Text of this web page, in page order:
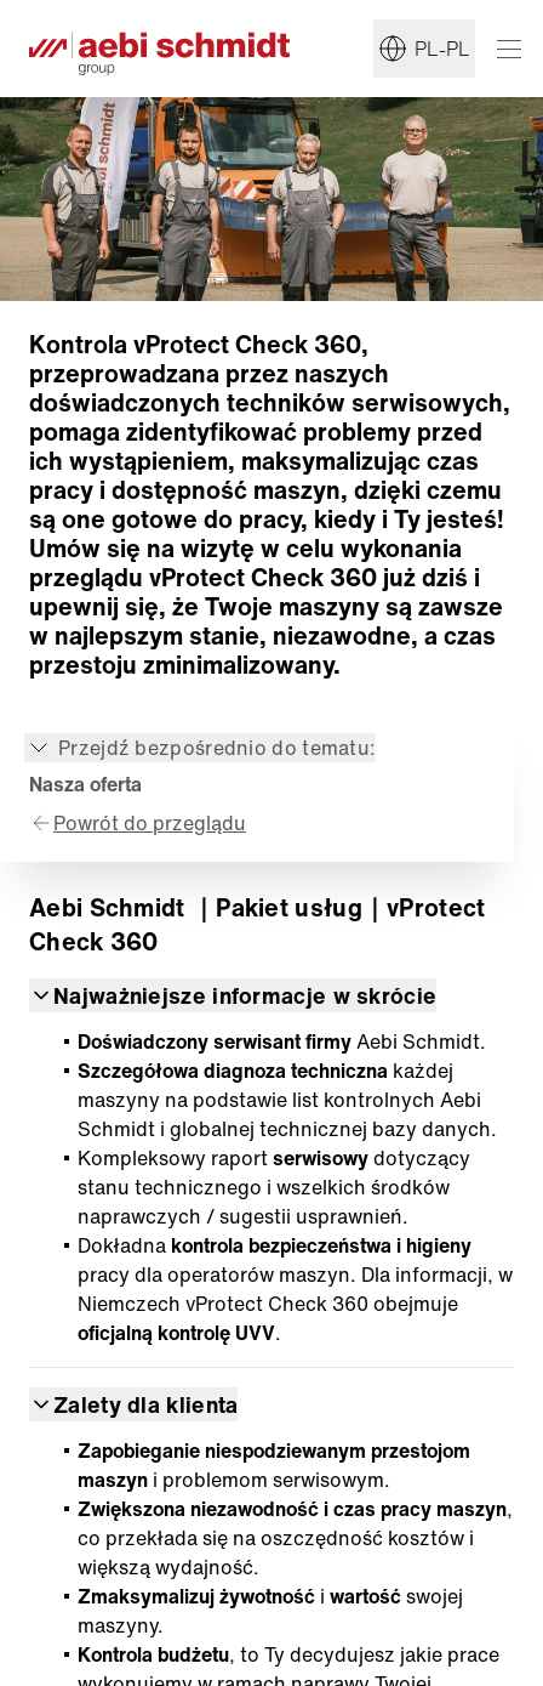
PL-PL
Kontrola vProtect Check 360,
przeprowadzana przez naszych
doświadczonych techników serwisowych,
pomaga zidentyfikować problemy przed
ich wystąpieniem, maksymalizując czas
pracy i dostępność maszyn, dzięki czemu
są one gotowe do pracy, kiedy i Ty jesteś!
Umów się na wizytę w celu wykonania
przeglądu vProtect Check 360 już dziś i
upewnij się, że Twoje maszyny są zawsze
w najlepszym stanie, niezawodne, a czas
przestoju zminimalizowany.
Przejdź bezpośrednio do tematu:
Nasza oferta
Powrót do przeglądu
Aebi Schmidt ｜Pakiet usług ｜vProtect
Check 360
Najważniejsze informacje w skrócie
Doświadczony serwisant firmyAebi Schmidt.
Szczegółowa diagnoza techniczna każdej
maszyny na podstawie list kontrolnych Aebi
Schmidt i globalnej technicznej bazy danych.
Kompleksowy raportserwisowydotyczący
stanu technicznego i wszelkich środków
naprawczych / sugestii usprawnień.
Dokładna kontrola bezpieczeństwa i higieny
pracy dla operatorów maszyn. Dla informacji, w
Niemczech vProtect Check 360 obejmuje
oficjalną kontrolę UVV.
Zalety dla klienta
Zapobieganie niespodziewanym przestojom
maszyn i problemom serwisowym.
Zwiększona niezawodność i czas pracy maszyn,
co przekłada się na oszczędność kosztów i
większą wydajność.
Zmaksymalizuj żywotność i wartośćswojej
maszyny.
Kontrola budżetu, to Ty decydujesz jakie prace